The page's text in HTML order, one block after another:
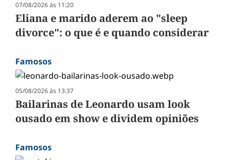
07/08/2026 às 11:20
Eliana e marido aderem ao "sleep
divorce": o que é e quando considerar
Famosos
05/08/2026 às 13:37
Bailarinas de Leonardo usam look
ousado em show e dividem opiniões
Famosos